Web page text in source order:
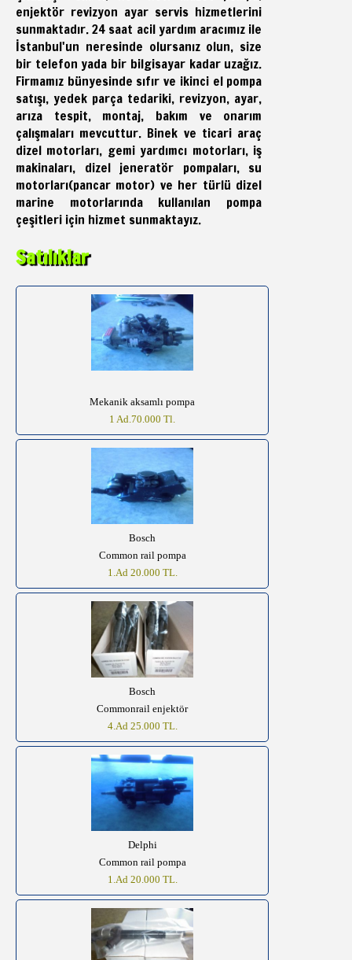
enjektör revizyon ayar servis hizmetlerini
sunmaktadır. 24 saat acil yardım aracımız ile
İstanbul'un neresinde olursanız olun, size
bir telefon yada bir bilgisayar kadar uzağız.
Firmamız bünyesinde sıfır ve ikinci el pompa
satışı, yedek parça tedariki, revizyon, ayar,
arıza tespit, montaj, bakım ve onarım
çalışmaları mevcuttur. Binek ve ticari araç
dizel motorları, gemi yardımcı motorları, iş
makinaları, dizel jeneratör pompaları, su
motorları(pancar motor) ve her türlü dizel
marine motorlarında kullanılan pompa
çeşitleri için hizmet sunmaktayız.
Satılıklar
Mekanik aksamlı pompa
1 Ad.70.000 Tl.
Bosch
Common rail pompa
1.Ad 20.000 TL.
Bosch
Commonrail enjektör
4.Ad 25.000 TL.
Delphi
Common rail pompa
1.Ad 20.000 TL.